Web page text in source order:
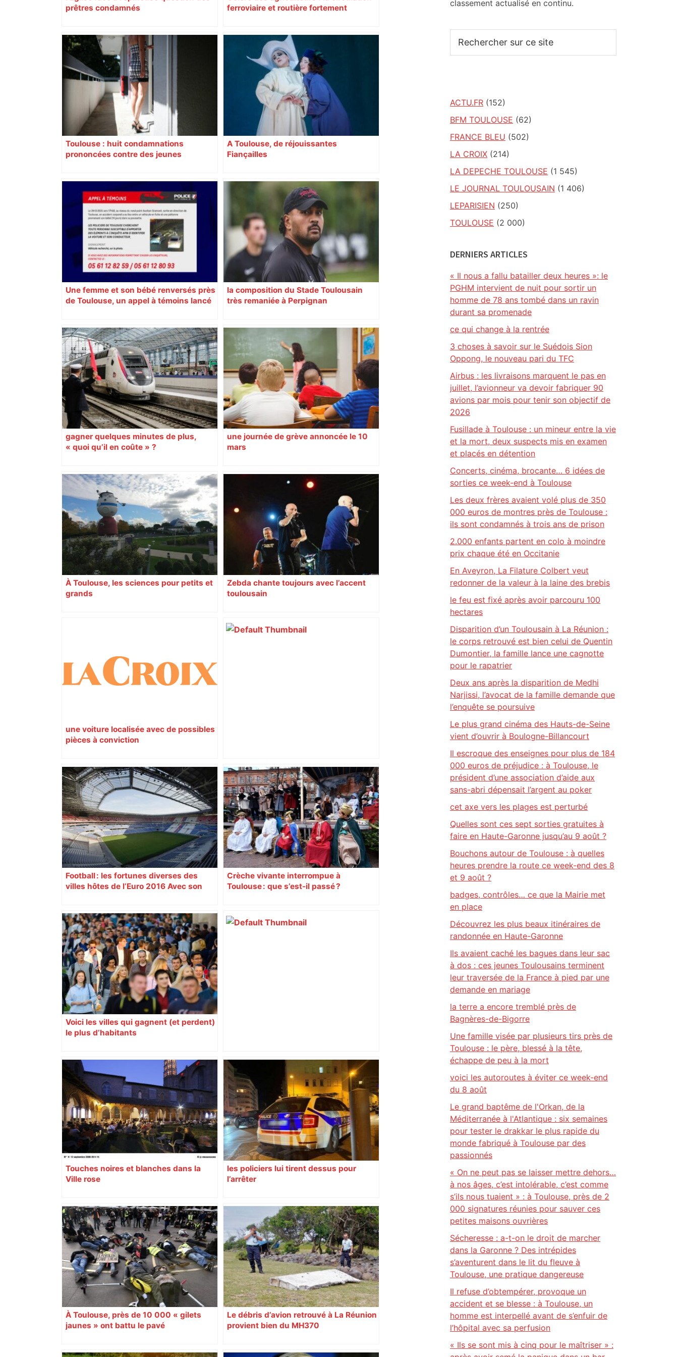
prêtres condamnés
ferroviaire et routière fortement
Toulouse : huit condamnations
prononcées contre des jeunes
A Toulouse, de réjouissantes
Fiançailles
Une femme et son bébé renversés près
de Toulouse, un appel à témoins lancé
la composition du Stade Toulousain
très remaniée à Perpignan
gagner quelques minutes de plus,
« quoi qu’il en coûte » ?
une journée de grève annoncée le 10
mars
À Toulouse, les sciences pour petits et
grands
Zebda chante toujours avec l’accent
toulousain
une voiture localisée avec de possibles
pièces à conviction
Incendie dans un entrepôt de
traitement des déchets près de
Toulouse : "Pas de pollution", assure
l'entreprise – Actu.fr
Football : les fortunes diverses des
villes hôtes de l’Euro 2016 Avec son
vivre un Euro exaltant grâce à un tirage
au sort favorable. Toutes les cités n’ont
pas été aussi gâtées.
Crèche vivante interrompue à
Toulouse : que s’est-il passé ?
Voici les villes qui gagnent (et perdent)
le plus d’habitants
Près de 50 événements pour le Mois de
l’égalité à Toulouse : voici les temps
forts
Touches noires et blanches dans la
Ville rose
les policiers lui tirent dessus pour
l’arrêter
À Toulouse, près de 10 000 « gilets
jaunes » ont battu le pavé
Le débris d’avion retrouvé à La Réunion
provient bien du MH370
classement actualisé en continu.
sur
ACTU.FR (152)
BFM TOULOUSE (62)
FRANCE BLEU (502)
LA CROIX (214)
LA DEPECHE TOULOUSE (1 545)
LE JOURNAL TOULOUSAIN (1 406)
LEPARISIEN (250)
TOULOUSE (2 000)
DERNIERS ARTICLES
« Il nous a fallu batailler deux heures »: le
PGHM intervient de nuit pour sortir un
homme de 78 ans tombé dans un ravin
durant sa promenade
ce qui change à la rentrée
3 choses à savoir sur le Suédois Sion
Oppong, le nouveau pari du TFC
Airbus : les livraisons marquent le pas en
juillet, l’avionneur va devoir fabriquer 90
avions par mois pour tenir son objectif de
2026
Fusillade à Toulouse : un mineur entre la vie
et la mort, deux suspects mis en examen
et placés en détention
Concerts, cinéma, brocante… 6 idées de
sorties ce week-end à Toulouse
Les deux frères avaient volé plus de 350
000 euros de montres près de Toulouse :
ils sont condamnés à trois ans de prison
2.000 enfants partent en colo à moindre
prix chaque été en Occitanie
En Aveyron, La Filature Colbert veut
redonner de la valeur à la laine des brebis
le feu est fixé après avoir parcouru 100
hectares
Disparition d’un Toulousain à La Réunion :
le corps retrouvé est bien celui de Quentin
Dumontier, la famille lance une cagnotte
pour le rapatrier
Deux ans après la disparition de Medhi
Narjissi, l’avocat de la famille demande que
l’enquête se poursuive
Le plus grand cinéma des Hauts-de-Seine
vient d’ouvrir à Boulogne-Billancourt
Il escroque des enseignes pour plus de 184
000 euros de préjudice : à Toulouse, le
président d’une association d’aide aux
sans-abri dépensait l’argent au poker
cet axe vers les plages est perturbé
Quelles sont ces sept sorties gratuites à
faire en Haute-Garonne jusqu’au 9 août ?
Bouchons autour de Toulouse : à quelles
heures prendre la route ce week-end des 8
et 9 août ?
badges, contrôles… ce que la Mairie met
en place
Découvrez les plus beaux itinéraires de
randonnée en Haute-Garonne
Ils avaient caché les bagues dans leur sac
à dos : ces jeunes Toulousains terminent
leur traversée de la France à pied par une
demande en mariage
la terre a encore tremblé près de
Bagnères-de-Bigorre
Une famille visée par plusieurs tirs près de
Toulouse : le père, blessé à la tête,
échappe de peu à la mort
voici les autoroutes à éviter ce week-end
du 8 août
Le grand baptême de l'Orkan, de la
Méditerranée à l'Atlantique : six semaines
pour tester le drakkar le plus rapide du
monde fabriqué à Toulouse par des
passionnés
« On ne peut pas se laisser mettre dehors…
à nos âges, c’est intolérable, c’est comme
s’ils nous tuaient » : à Toulouse, près de 2
000 signatures réunies pour sauver ces
petites maisons ouvrières
Sécheresse : a-t-on le droit de marcher
dans la Garonne ? Des intrépides
s’aventurent dans le lit du fleuve à
Toulouse, une pratique dangereuse
Il refuse d’obtempérer, provoque un
accident et se blesse : à Toulouse, un
homme est interpellé avant de s’enfuir de
l’hôpital avec sa perfusion
« Ils se sont mis à cinq pour le maîtriser » :